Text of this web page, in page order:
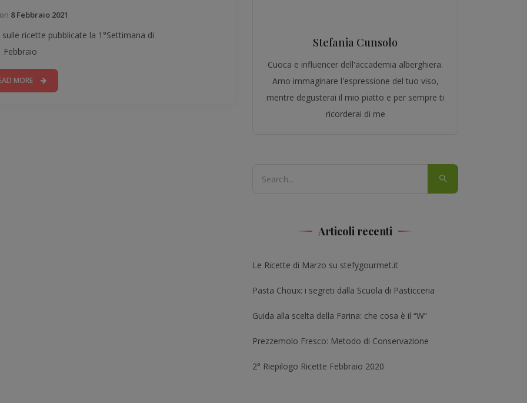
8 Febbraio 2021
ricette pubblicate la 1°Settimana di
Febbraio
MORE
Stefania Cunsolo
Cuoca e influencer dell'accademia alberghiera.
Amo immaginare l'espressione del tuo viso,
mentre degusterai il mio piatto e per sempre ti
ricorderai di me
Articoli recenti
Le Ricette di Marzo su stefygourmet.it
Pasta Choux: i segreti dalla Scuola di Pasticceria
Guida alla scelta della Farina: che cosa è il “W”
Prezzemolo Fresco: Metodo di Conservazione
2° Riepilogo Ricette Febbraio 2020